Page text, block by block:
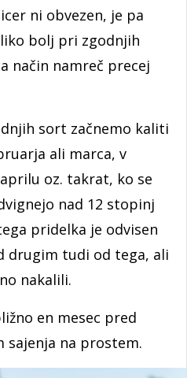
ni obvezen, je pa
bolj pri zgodnjih
način namreč precej
sort začnemo kaliti
ali marca, v
oz. takrat, ko se
nad 12 stopinj
pridelka je odvisen
drugim tudi od tega, ali
nakalili.
en mesec pred
sajenja na prostem.